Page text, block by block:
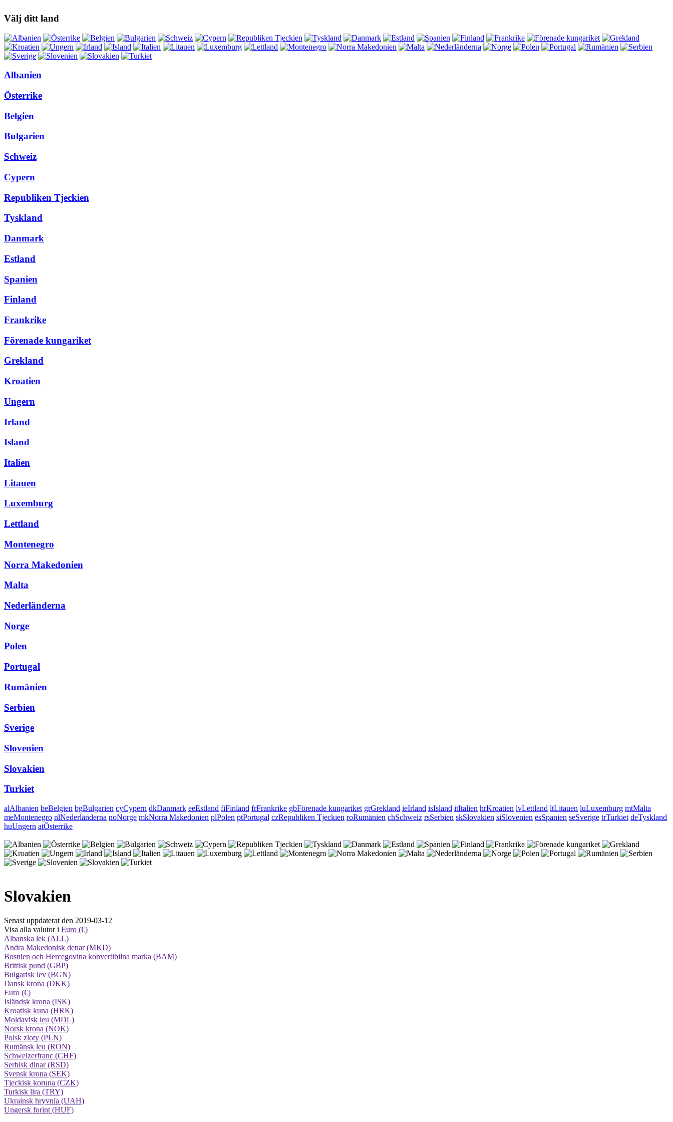
Välj ditt land
Albanien
Österrike
Belgien
Bulgarien
Schweiz
Cypern
Republiken Tjeckien
Tyskland
Danmark
Estland
Spanien
Finland
Frankrike
Förenade kungariket
Grekland
Kroatien
Ungern
Irland
Island
Italien
Litauen
Luxemburg
Lettland
Montenegro
Norra Makedonien
Malta
Nederländerna
Norge
Polen
Portugal
Rumänien
Serbien
Sverige
Slovenien
Slovakien
Turkiet
alAlbanien beBelgien bgBulgarien cyCypern dkDanmark eeEstland fiFinland frFrankrike gbFörenade kungariket grGrekland ieIrland isIsland itItalien hrKroatien lvLettland ltLitauen luLuxemburg mtMalta
meMontenegro nlNederländerna noNorge mkNorra Makedonien plPolen ptPortugal czRepubliken Tjeckien roRumänien chSchweiz rsSerbien skSlovakien siSlovenien esSpanien seSverige trTurkiet deTyskland
huUngern atÖsterrike
Slovakien
Senast uppdaterat den 2019-03-12
Visa alla valutor i Euro (€)
Albanska lek (ALL)
Andra Makedonisk denar (MKD)
Bosnien och Hercegovina konvertibilna marka (BAM)
Brittisk pund (GBP)
Bulgarisk lev (BGN)
Dansk krona (DKK)
Euro (€)
Isländsk krona (ISK)
Kroatisk kuna (HRK)
Moldavisk leu (MDL)
Norsk krona (NOK)
Polsk zloty (PLN)
Rumänsk leu (RON)
Schweizerfranc (CHF)
Serbisk dinar (RSD)
Svensk krona (SEK)
Tjeckisk koruna (CZK)
Turkisk lira (TRY)
Ukrainsk hryvnia (UAH)
Ungersk forint (HUF)